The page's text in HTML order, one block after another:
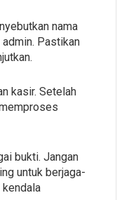
nama
admin. Pastikan
kasir. Setelah
bukti. Jangan
untuk berjaga-